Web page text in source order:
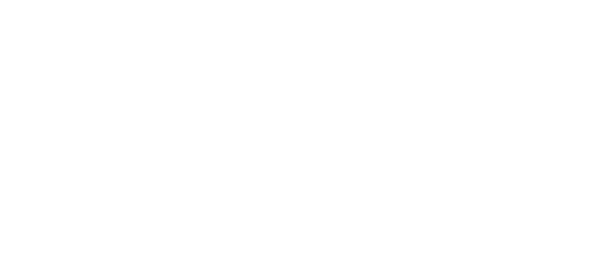
poze cu modele de manichiuri!❤️